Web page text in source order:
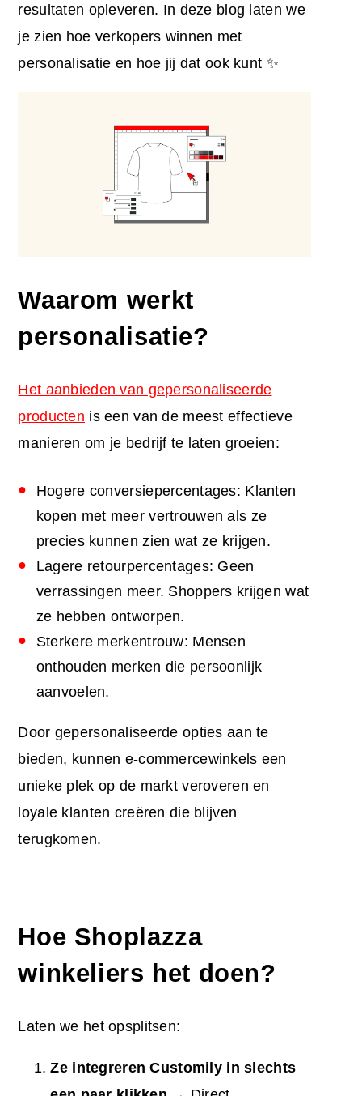
resultaten opleveren. In deze blog laten we
je zien hoe verkopers winnen met
personalisatie en hoe jij dat ook kunt ✨
Waarom werkt
personalisatie?
Het aanbieden van gepersonaliseerde
producten is een van de meest effectieve
manieren om je bedrijf te laten groeien:
Hogere conversiepercentages: Klanten
kopen met meer vertrouwen als ze
precies kunnen zien wat ze krijgen.
Lagere retourpercentages: Geen
verrassingen meer. Shoppers krijgen wat
ze hebben ontworpen.
Sterkere merkentrouw: Mensen
onthouden merken die persoonlijk
aanvoelen.
Door gepersonaliseerde opties aan te
bieden, kunnen e-commercewinkels een
unieke plek op de markt veroveren en
loyale klanten creëren die blijven
terugkomen.
Hoe Shoplazza
winkeliers het doen?
Laten we het opsplitsen:
Ze integreren Customily in slechts